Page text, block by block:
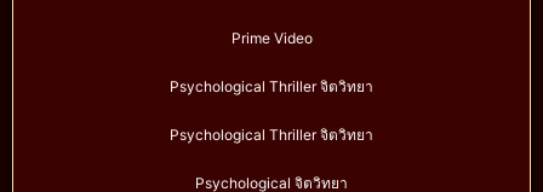
Prime Video
Psychological Thriller จิตวิทยา
Psychological Thriller จิตวิทยา
Psychological จิตวิทยา